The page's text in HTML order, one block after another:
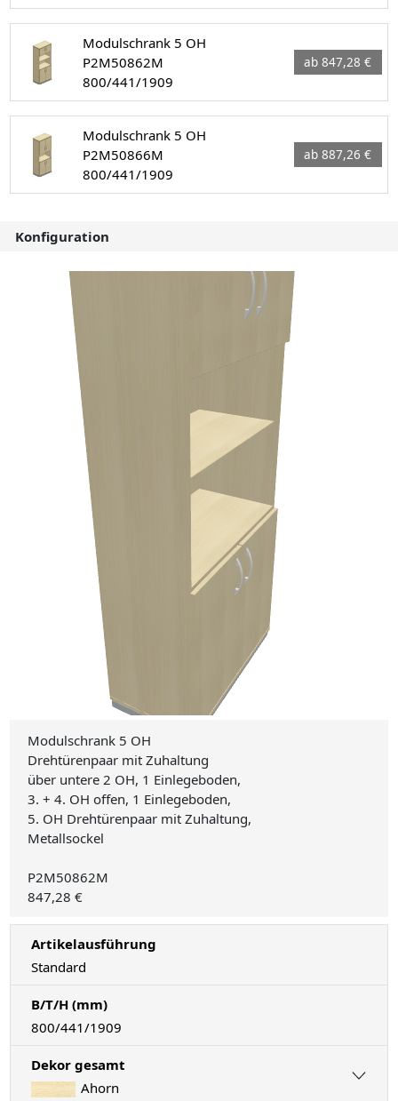
Modulschrank 5 OH
P2M50862M
800/441/1909
ab 847,28 €
Modulschrank 5 OH
P2M50866M
800/441/1909
ab 887,26 €
Konfiguration
Modulschrank 5 OH
Drehtürenpaar mit Zuhaltung
über untere 2 OH, 1 Einlegeboden,
3. + 4. OH offen, 1 Einlegeboden,
5. OH Drehtürenpaar mit Zuhaltung,
Metallsockel
P2M50862M
847,28 €
Artikelausführung
Standard
B/T/H (mm)
800/441/1909
Dekor gesamt
Ahorn